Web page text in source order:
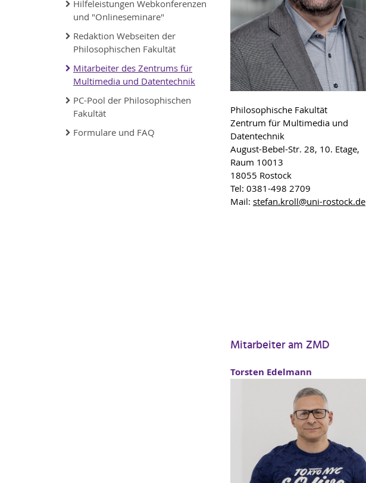
Hilfeleistungen Webkonferenzen
und "Onlineseminare"
Redaktion Webseiten der
Philosophischen Fakultät
Mitarbeiter des Zentrums für
Multimedia und Datentechnik
PC-Pool der Philosophischen
Fakultät
Formulare und FAQ
Philosophische Fakultät
Zentrum für Multimedia und
Datentechnik
August-Bebel-Str. 28, 10. Etage,
Raum 10013
18055 Rostock
Tel: 0381-498 2709
Mail: stefan.kroll@uni-rostock.de
Mitarbeiter am ZMD
Torsten Edelmann